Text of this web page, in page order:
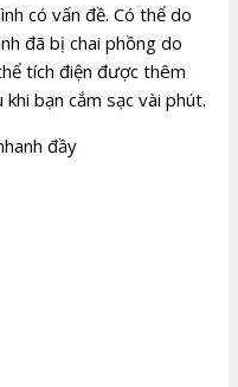
có vấn đề. Có thể do
đã bị chai phồng do
tích điện được thêm
bạn cắm sạc vài phút.